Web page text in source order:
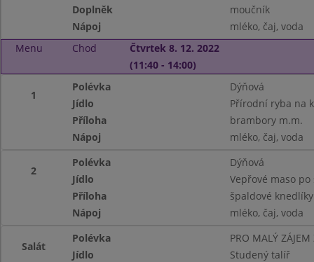
Doplněk
moučník
Nápoj
mléko, čaj, voda
Menu
Chod
Čtvrtek 8. 12. 2022
(11:40 - 14:00)
1
Polévka
Dýňová
Jídlo
Přírodní ryba na
Příloha
brambory m.m.
Nápoj
mléko, čaj, voda
2
Polévka
Dýňová
Jídlo
Vepřové maso po
Příloha
špaldové knedlíky
Nápoj
mléko, čaj, voda
Salát
Polévka
PRO MALÝ
Jídlo
Studený talíř